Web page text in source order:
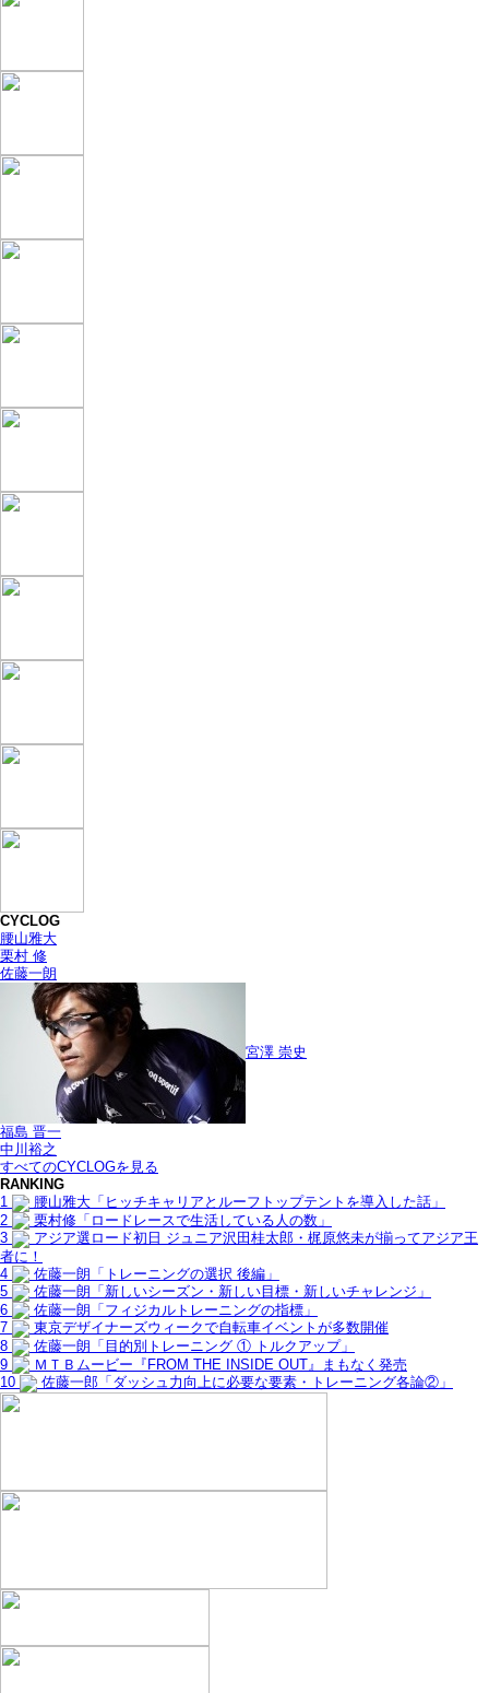
CYCLOG
腰山雅大
栗村 修
佐藤一朗
宮澤 崇史
福島 晋一
中川裕之
すべてのCYCLOGを見る
RANKING
1
腰山雅大「ヒッチキャリアとルーフトップテントを導入した話」
2
栗村修「ロードレースで生活している人の数」
3
アジア選ロード初日 ジュニア沢田桂太郎・梶原悠未が揃ってアジア王
者に！
4
佐藤一朗「トレーニングの選択 後編」
5
佐藤一朗「新しいシーズン・新しい目標・新しいチャレンジ」
6
佐藤一朗「フィジカルトレーニングの指標」
7
東京デザイナーズウィークで自転車イベントが多数開催
8
佐藤一朗「目的別トレーニング ① トルクアップ」
9
ＭＴＢムービー『FROM THE INSIDE OUT』まもなく発売
10
佐藤一郎「ダッシュ力向上に必要な要素・トレーニング各論②」